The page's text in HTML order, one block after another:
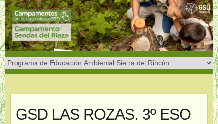
Saltar
al
contenido
GSD LAS ROZAS. 3º ESO